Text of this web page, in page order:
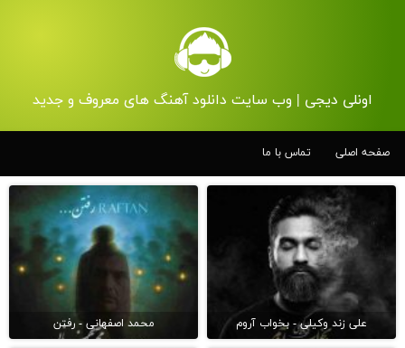
اونلی دیجی | وب سایت دانلود آهنگ های معروف و جدید
صفحه اصلی تماس با ما
علی زند وکیلی - بخواب آروم محمد اصفهانی - رفتن